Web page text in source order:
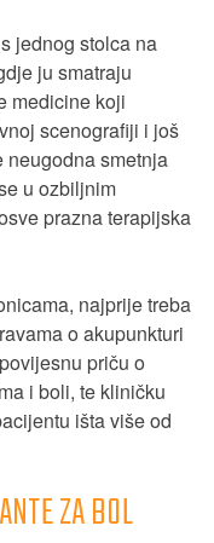
jednog stolca na
ju smatraju
medicine koji
scenografiji i još
neugodna smetnja
u ozbiljnim
prazna terapijska
najprije treba
o akupunkturi
priču o
i boli, te kliničku
išta više od
ZA BOL